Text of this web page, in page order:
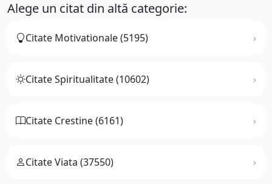
Alege un citat din altă categorie:
Citate Motivationale (5195)
Citate Spiritualitate (10602)
Citate Crestine (6161)
Citate Viata (37550)